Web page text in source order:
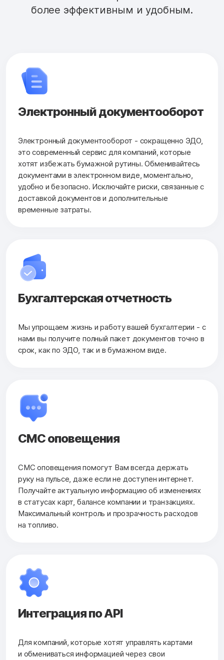
более эффективным и удобным.
Электронный документооборот
Электронный документооборот - сокращенно ЭДО,
это современный сервис для компаний, которые
хотят избежать бумажной рутины. Обменивайтесь
документами в электронном виде, моментально,
удобно и безопасно. Исключайте риски, связанные с
доставкой документов и дополнительные
временные затраты.
Бухгалтерскаяотчетность
Мы упрощаем жизнь и работу вашей бухгалтерии - с
нами вы получите полный пакет документов точно в
срок, как по ЭДО, так и в бумажном виде.
СМС оповещения
СМС оповещения помогут Вам всегда держать
руку на пульсе, даже если не доступен интернет.
Получайте актуальную информацию об изменениях
в статусах карт, балансе компании и транзакциях.
Максимальный контроль и прозрачность расходов
на топливо.
Интеграция по API
Для компаний, которые хотят управлять картами
и обмениваться информацией через свои